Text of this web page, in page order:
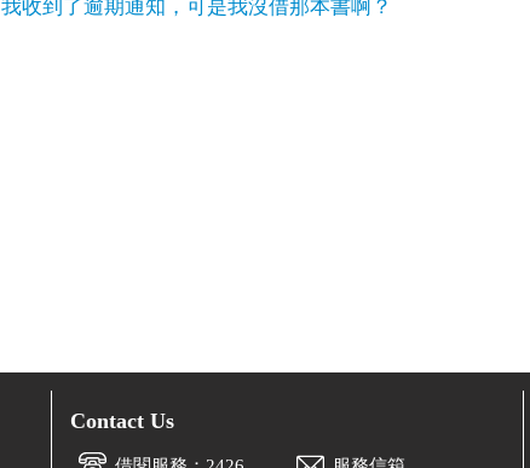
我收到了逾期通知，可是我沒借那本書啊？
Contact Us